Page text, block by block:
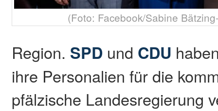
(Foto: Facebook/Sabine
Region. SPD und CDU
ihre Personalien für die
pfälzische Landesregierung